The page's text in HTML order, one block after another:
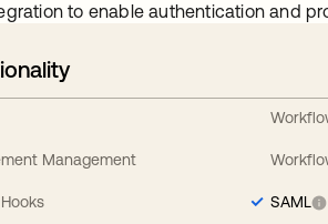
to enable authentication and
Management
SAML